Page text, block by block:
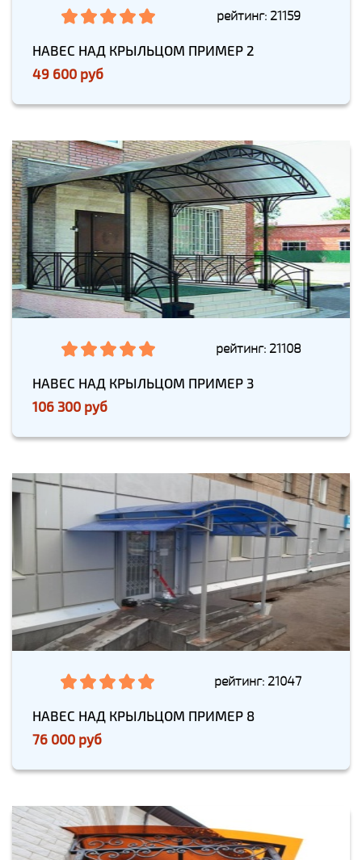
рейтинг: 21159
НАВЕС НАД КРЫЛЬЦОМ ПРИМЕР 2
49 600 руб
рейтинг: 21108
НАВЕС НАД КРЫЛЬЦОМ ПРИМЕР 3
106 300 руб
рейтинг: 21047
НАВЕС НАД КРЫЛЬЦОМ ПРИМЕР 8
76 000 руб